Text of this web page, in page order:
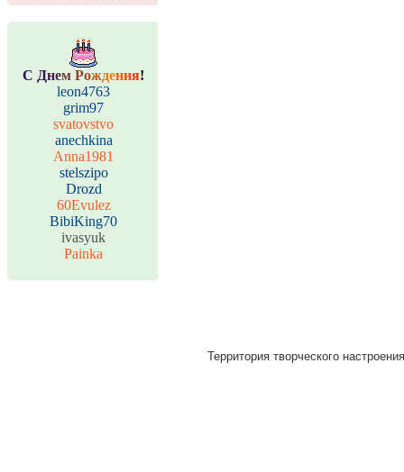
С Днем Рождения!
leon4763
grim97
svatovstvo
anechkina
Anna1981
stelszipo
Drozd
60Evulez
BibiKing70
ivasyuk
Painka
Территория творческого